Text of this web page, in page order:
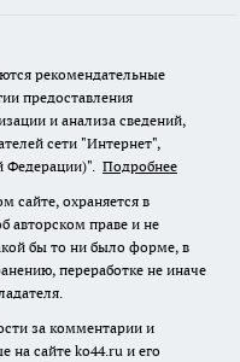
рекомендательные
предоставления
и анализа сведений,
сети "Интернет",
Федерации)". Подробнее
сайте, охраняется в
авторском праве и не
бы то ни было форме, в
переработке не иначе
за комментарии и
на сайте ko44.ru и его